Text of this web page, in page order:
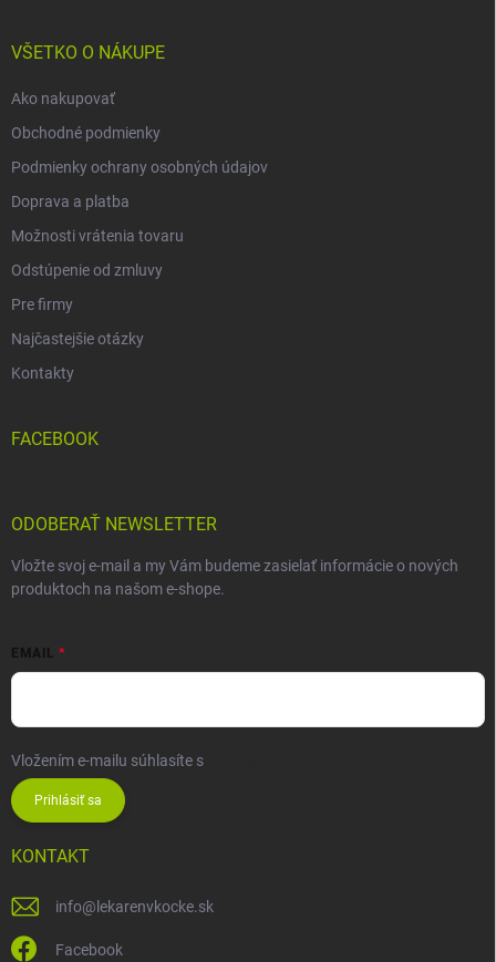
VŠETKO O NÁKUPE
Ako nakupovať
Obchodné podmienky
Podmienky ochrany osobných údajov
Doprava a platba
Možnosti vrátenia tovaru
Odstúpenie od zmluvy
Pre firmy
Najčastejšie otázky
Kontakty
FACEBOOK
ODOBERAŤ NEWSLETTER
Vložte svoj e-mail a my Vám budeme zasielať informácie o nových
produktoch na našom e-shope.
EMAIL
Vložením e-mailu súhlasíte s
Prihlásiť sa
KONTAKT
info@ lekarenvkocke.sk
Facebook